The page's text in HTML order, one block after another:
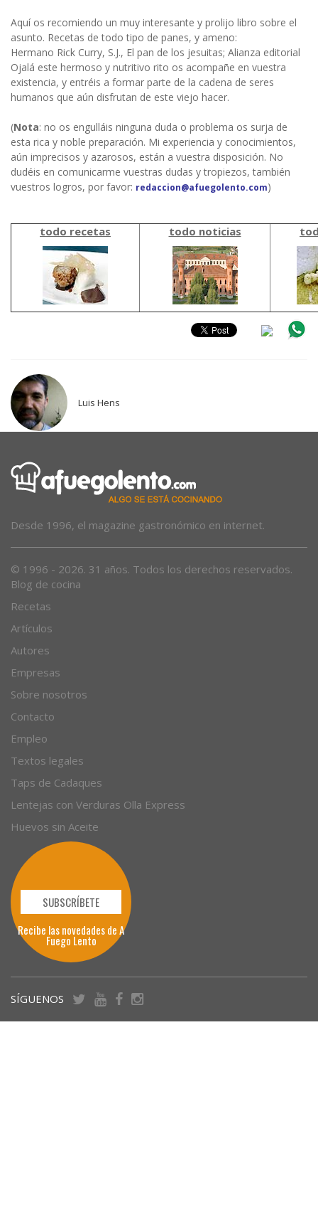
Aquí os recomiendo un muy interesante y prolijo libro sobre el
asunto. Recetas de todo tipo de panes, y ameno:
Hermano Rick Curry, S.J., El pan de los jesuitas; Alianza editorial
Ojalá este hermoso y nutritivo rito os acompañe en vuestra
existencia, y entréis a formar parte de la cadena de seres
humanos que aún disfrutan de este viejo hacer.
(Nota: no os engulláis ninguna duda o problema os surja de
esta rica y noble preparación. Mi experiencia y conocimientos,
aún imprecisos y azarosos, están a vuestra disposición. No
dudéis en comunicarme vuestras dudas y tropiezos, también
vuestros logros, por favor: redaccion@afuegolento.com)
todo recetas todo noticias
Luis Hens
Desde 1996, el magazine gastronómico en internet.
© 1996 - 2026. 31 años. Todos los derechos reservados.
Blog de cocina
Recetas
Artículos
Autores
Empresas
Sobre nosotros
Contacto
Empleo
Textos legales
Taps de Cadaques
Lentejas con Verduras Olla Express
Huevos sin Aceite
SUBSCRÍBETE
Recibe las novedades de A
Fuego Lento
SÍGUENOS